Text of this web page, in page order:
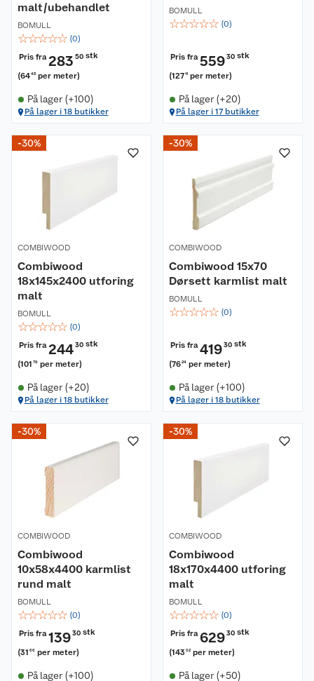
malt/ubehandlet
BOMULL
☆☆☆☆☆ (0)
Pris fra283 50 stk
(6443 per meter)
På lager (+100)
På lager i 18 butikker
BOMULL
☆☆☆☆☆ (0)
Pris fra55930 stk
(12711 per meter)
På lager (+20)
På lager i 17 butikker
-30%
COMBIWOOD
Combiwood
18x145x2400 utforing
malt
BOMULL
☆☆☆☆☆ (0)
Pris fra24430 stk
(101 79 per meter)
På lager (+20)
På lager i 18 butikker
-30%
COMBIWOOD
Combiwood 15x70
Dørsett karmlist malt
BOMULL
☆☆☆☆☆ (0)
Pris fra41930 stk
(7624 per meter)
På lager (+100)
På lager i 18 butikker
-30%
COMBIWOOD
Combiwood
10x58x4400 karmlist
rund malt
BOMULL
☆☆☆☆☆ (0)
Pris fra13930 stk
(31 66 per meter)
På lager (+100)
-30%
COMBIWOOD
Combiwood
18x170x4400 utforing
malt
BOMULL
☆☆☆☆☆ (0)
Pris fra 62930 stk
(14302 per meter)
På lager (+50)
Kundeservice
Kontakt oss
Reklamasjon
Om oss
Nyheter
Personvern
Lavprisløfte
Hageinspirasjon
Oppussing med utemaling